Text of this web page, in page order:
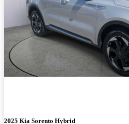
2025 Kia Sorento Hybrid